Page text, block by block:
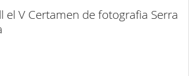
el V Certamen de fotografia Serra